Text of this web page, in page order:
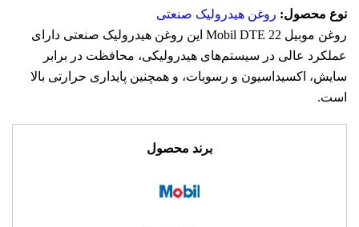
نوع محصول: روغن هیدرولیک صنعتی
روغن موبیل Mobil DTE 22 این روغن هیدرولیک صنعتی دارای
عملکرد عالی در سیستم‌های هیدرولیکی، محافظت در برابر
سایش، اکسیداسیون و رسوبات، و همچنین پایداری حرارتی بالا
است.
برند محصول